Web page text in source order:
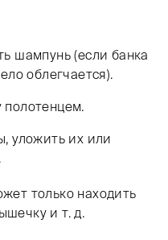
шампунь (если банка
облегчается).
полотенцем.
уложить их или
только находить
и т. д.